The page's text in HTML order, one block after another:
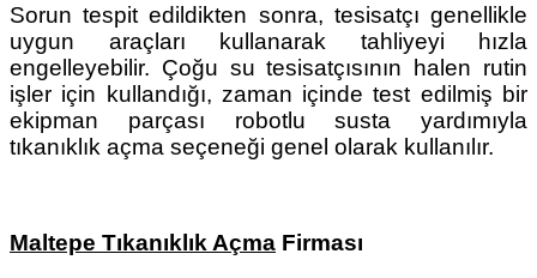
Sorun tespit edildikten sonra, tesisatçı genellikle
uygun araçları kullanarak tahliyeyi hızla
engelleyebilir. Çoğu su tesisatçısının halen rutin
işler için kullandığı, zaman içinde test edilmiş bir
ekipman parçası robotlu susta yardımıyla
tıkanıklık açma seçeneği genel olarak kullanılır.
Maltepe Tıkanıklık Açma Firması